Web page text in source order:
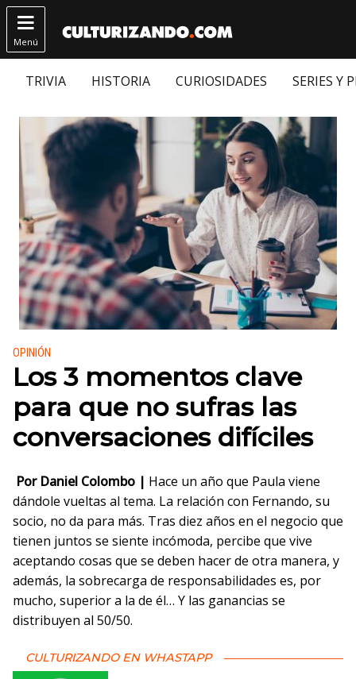

Menú
TRIVIA HISTORIA CURIOSIDADES SERIES Y
Publicado en:
OPINIÓN
Los 3 momentos clave
para que no sufras las
conversaciones difíciles
Por Daniel Colombo | Hace un año que Paula viene
dándole vueltas al tema. La relación con Fernando, su
socio, no da para más. Tras diez años en el negocio que
tienen juntos se siente incómoda, percibe que vive
aceptando cosas que se deben hacer de otra manera, y
además, la sobrecarga de responsabilidades es, por
mucho, superior a la de él… Y las ganancias se
distribuyen al 50/50.
CULTURIZANDO EN WHASTAPP